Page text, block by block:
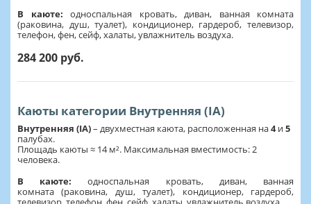
В каюте: односпальная кровать, диван, ванная комната
(раковина, душ, туалет), кондиционер, гардероб, телевизор,
телефон, фен, сейф, халаты, увлажнитель воздуха.
284 200 руб.
Каюты категории Внутренняя (IA)
Внутренняя (IA)– двухместная каюта, расположенная на4и5
палубах.
Площадь каюты ≈ 14 м². Максимальная вместимость: 2
человека.
В каюте: односпальная кровать, диван, ванная
комната (раковина, душ, туалет), кондиционер, гардероб,